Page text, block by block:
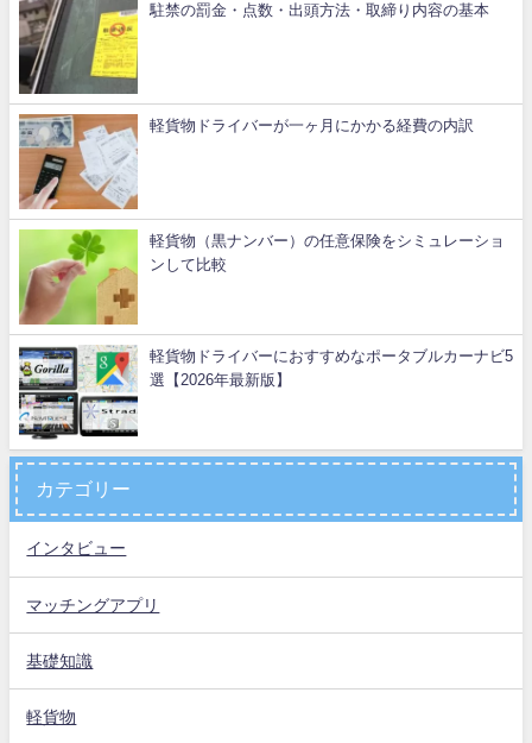
駐禁の罰金・点数・出頭方法・取締り内容の基本
軽貨物ドライバーが一ヶ月にかかる経費の内訳
軽貨物（黒ナンバー）の任意保険をシミュレーショ
ンして比較
軽貨物ドライバーにおすすめなポータブルカーナビ5
選【2026年最新版】
カテゴリー
インタビュー
マッチングアプリ
基礎知識
軽貨物